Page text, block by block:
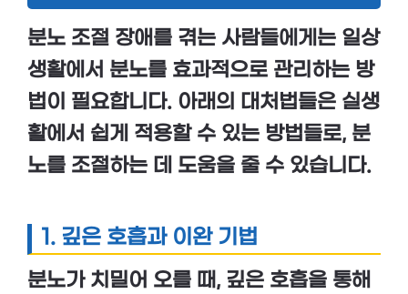
분노 조절 장애를 겪는 사람들에게는 일상
생활에서 분노를 효과적으로 관리하는 방
법이 필요합니다. 아래의 대처법들은 실생
활에서 쉽게 적용할 수 있는 방법들로, 분
노를 조절하는 데 도움을 줄 수 있습니다.
1. 깊은 호흡과 이완 기법
분노가 치밀어 오를 때, 깊은 호흡을 통해